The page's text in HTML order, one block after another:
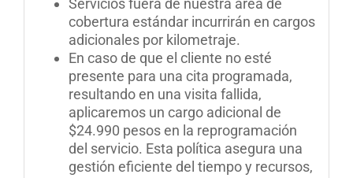
Servicios fuera de nuestra área de
cobertura estándar incurrirán en cargos
adicionales por kilometraje.
En caso de que el cliente no esté
presente para una cita programada,
resultando en una visita fallida,
aplicaremos un cargo adicional de
$24.990 pesos en la reprogramación
del servicio. Esta política asegura una
gestión eficiente del tiempo y recursos,